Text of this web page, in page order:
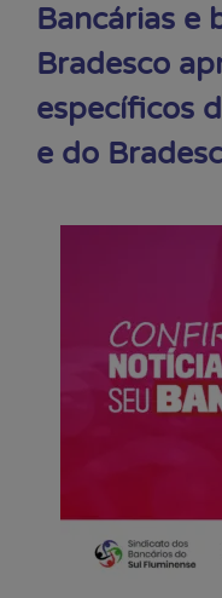
Bancárias e
Bradesco
específicos
e do